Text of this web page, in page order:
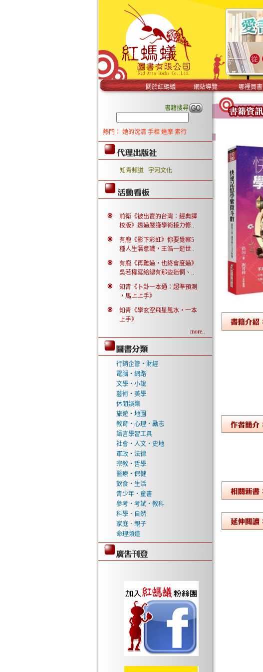
關於紅螞蟻 網站導覽 哪裡買書
書籍搜尋
熱門： 她的沈清 手相 達摩 素行
知青頻道 宇河文化
前衛《被出賣的台灣：經典譯
校版》透過嚴謹學術接力修..
有鹿《影下彩虹》你要覺察5
種人生潛意識，王浩一逝世..
有鹿《再難過，也終會度過》
吳若權寫給總有那些迷惘、..
知青《卜卦一本通：超準預測
，馬上上手》
知青《學玄空飛星風水，一本
上手》
more..
行銷企管‧財經
電腦‧網路
文學‧小說
藝術‧美學
休閒娛樂
旅遊‧地圖
教育‧心理‧勵志
語言學習工具
社會‧人文‧史地
軍政‧法律
宗教‧哲學
醫療‧保健
飲食‧生活
青少年‧童書
參考‧考試‧教科
科學．自然
家庭．親子
命理頻道